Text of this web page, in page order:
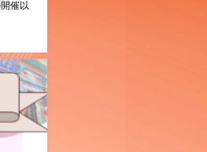
催以